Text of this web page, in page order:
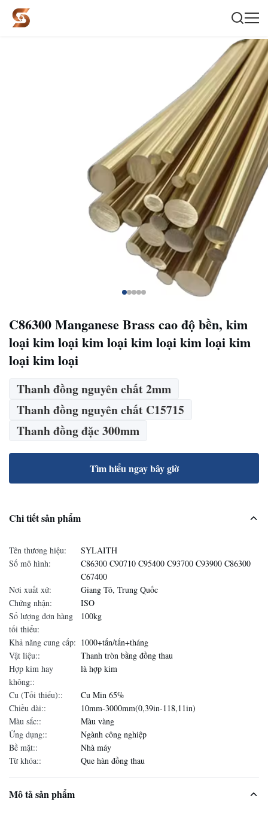
C86300 Manganese Brass cao độ bền, kim
loại kim loại kim loại kim loại kim loại kim
loại kim loại
Thanh đồng nguyên chất 2mm
Thanh đồng nguyên chất C15715
Thanh đồng đặc 300mm
Tìm hiểu ngay bây giờ
Chi tiết sản phẩm
Tên thương hiệu:
SYLAITH
Số mô hình:
C86300 C90710 C95400 C93700 C93900 C86300
C67400
Nơi xuất xứ:
Giang Tô, Trung Quốc
Chứng nhận:
ISO
Số lượng đơn hàng
tối thiểu:
100kg
Khả năng cung cấp: 1000+tấn/tấn+tháng
Vật liệu::
Thanh tròn bằng đồng thau
Hợp kim hay
không::
là hợp kim
Cu (Tối thiểu)::
Cu Min 65%
Chiều dài::
10mm-3000mm(0,39in-118,11in)
Màu sắc::
Màu vàng
Ứng dụng::
Ngành công nghiệp
Bề mặt::
Nhà máy
Từ khóa::
Que hàn đồng thau
Mô tả sản phẩm